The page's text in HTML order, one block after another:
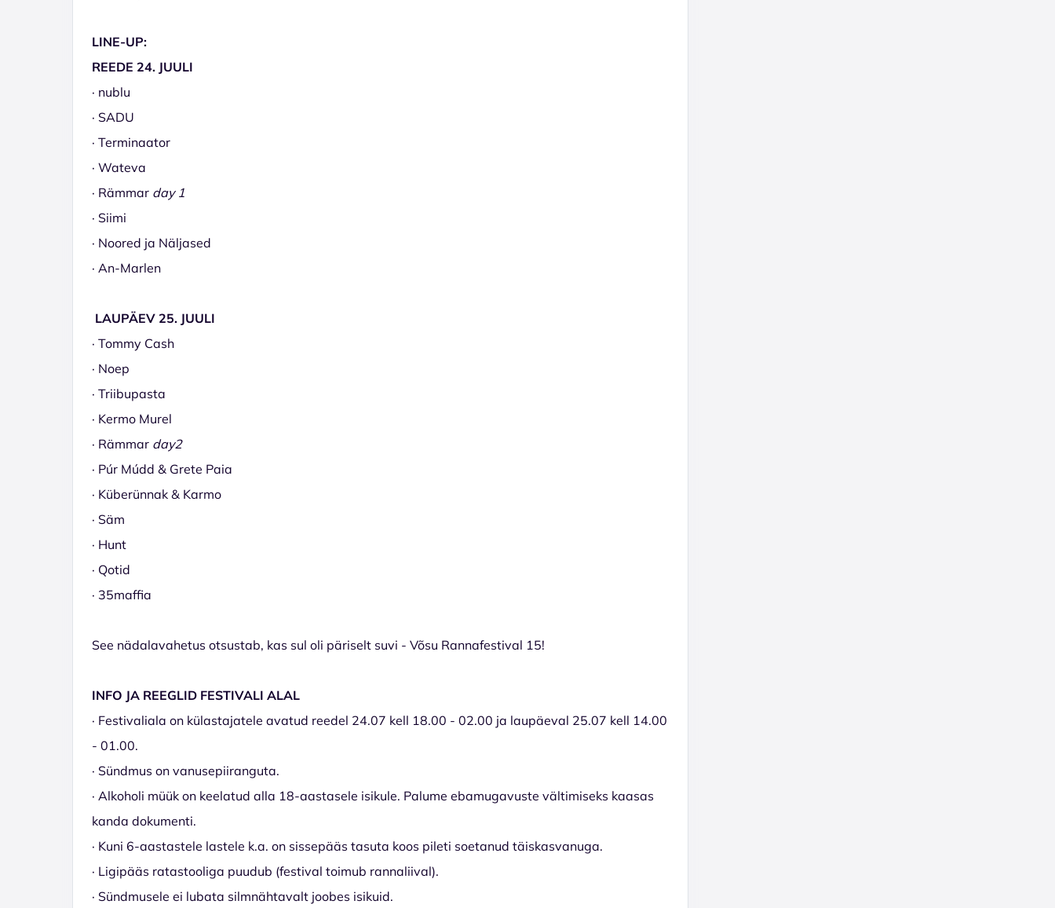
LINE-UP:
REEDE 24. JUULI
· nublu
· SADU
· Terminaator
· Wateva
· Rämmar day 1
· Siimi
· Noored ja Näljased
· An-Marlen
LAUPÄEV 25. JUULI
· Tommy Cash
· Noep
· Triibupasta
· Kermo Murel
· Rämmar day2
· Púr Múdd & Grete Paia
· Küberünnak & Karmo
· Säm
· Hunt
· Qotid
· 35maffia
See nädalavahetus otsustab, kas sul oli päriselt suvi - Võsu Rannafestival 15!
INFO JA REEGLID FESTIVALI ALAL
· Festivaliala on külastajatele avatud reedel 24.07 kell 18.00 - 02.00 ja laupäeval 25.07 kell 14.00
- 01.00.
· Sündmus on vanusepiiranguta.
· Alkoholi müük on keelatud alla 18-aastasele isikule. Palume ebamugavuste vältimiseks kaasas
kanda dokumenti.
· Kuni 6-aastastele lastele k.a. on sissepääs tasuta koos pileti soetanud täiskasvanuga.
· Ligipääs ratastooliga puudub (festival toimub rannaliival).
· Sündmusele ei lubata silmnähtavalt joobes isikuid.